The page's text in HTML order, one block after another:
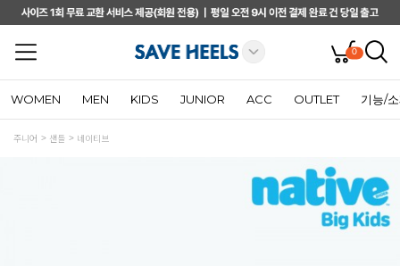
0
WOMEN MEN KIDS JUNIOR ACC OUTLET 기능/
주니어 샌들 네이티브